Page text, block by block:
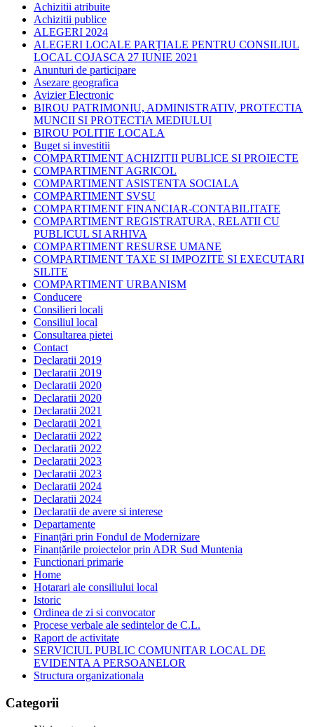
Achizitii atribuite
Achizitii publice
ALEGERI 2024
ALEGERI LOCALE PARȚIALE PENTRU CONSILIUL
LOCAL COJASCA 27 IUNIE 2021
Anunturi de participare
Asezare geografica
Avizier Electronic
BIROU PATRIMONIU, ADMINISTRATIV, PROTECTIA
MUNCII SI PROTECTIA MEDIULUI
BIROU POLITIE LOCALA
Buget si investitii
COMPARTIMENT ACHIZITII PUBLICE SI PROIECTE
COMPARTIMENT AGRICOL
COMPARTIMENT ASISTENTA SOCIALA
COMPARTIMENT SVSU
COMPARTIMENT FINANCIAR-CONTABILITATE
COMPARTIMENT REGISTRATURA, RELATII CU
PUBLICUL SI ARHIVA
COMPARTIMENT RESURSE UMANE
COMPARTIMENT TAXE SI IMPOZITE SI EXECUTARI
SILITE
COMPARTIMENT URBANISM
Conducere
Consilieri locali
Consiliul local
Consultarea pietei
Contact
Declaratii 2019
Declaratii 2019
Declaratii 2020
Declaratii 2020
Declaratii 2021
Declaratii 2021
Declaratii 2022
Declaratii 2022
Declaratii 2023
Declaratii 2023
Declaratii 2024
Declaratii 2024
Declaratii de avere si interese
Departamente
Finanțări prin Fondul de Modernizare
Finanțările proiectelor prin ADR Sud Muntenia
Functionari primarie
Home
Hotarari ale consiliului local
Istoric
Ordinea de zi si convocator
Procese verbale ale sedintelor de C.L.
Raport de activitate
SERVICIUL PUBLIC COMUNITAR LOCAL DE
EVIDENTA A PERSOANELOR
Structura organizationala
Categorii